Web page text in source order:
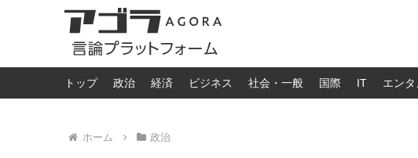
トップ 政治 経済 ビジネス 社会・一般 国際 IT エンタ
ホーム 政治